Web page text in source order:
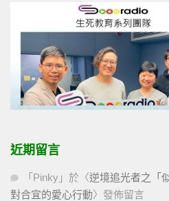
近期留言
「 Pinky 」於〈逆境追光者之「
對合宜的愛心行動〉發佈留言